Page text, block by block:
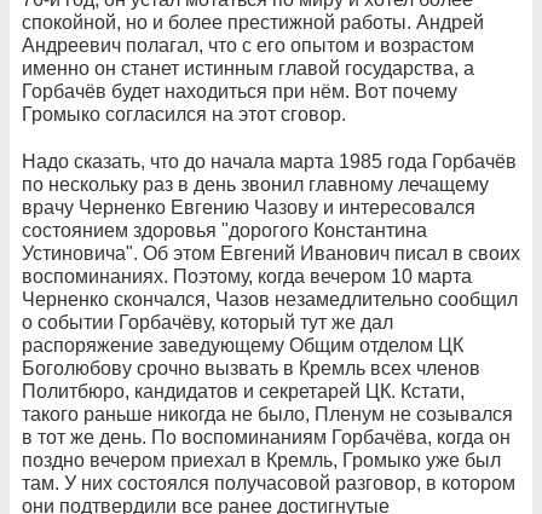
спокойной, но и более престижной работы. Андрей
Андреевич полагал, что с его опытом и возрастом
именно он станет истинным главой государства, а
Горбачёв будет находиться при нём. Вот почему
Громыко согласился на этот сговор.
Надо сказать, что до начала марта 1985 года Горбачёв
по нескольку раз в день звонил главному лечащему
врачу Черненко Евгению Чазову и интересовался
состоянием здоровья "дорогого Константина
Устиновича". Об этом Евгений Иванович писал в своих
воспоминаниях. Поэтому, когда вечером 10 марта
Черненко скончался, Чазов незамедлительно сообщил
о событии Горбачёву, который тут же дал
распоряжение заведующему Общим отделом ЦК
Боголюбову срочно вызвать в Кремль всех членов
Политбюро, кандидатов и секретарей ЦК. Кстати,
такого раньше никогда не было, Пленум не созывался
в тот же день. По воспоминаниям Горбачёва, когда он
поздно вечером приехал в Кремль, Громыко уже был
там. У них состоялся получасовой разговор, в котором
они подтвердили все ранее достигнутые